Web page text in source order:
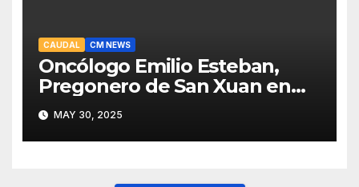
CAUDAL CM NEWS
Oncólogo Emilio Esteban,
Pregonero de San Xuan en
Mieres: Un Honor para Turón
y el HUCA
MAY 30, 2025